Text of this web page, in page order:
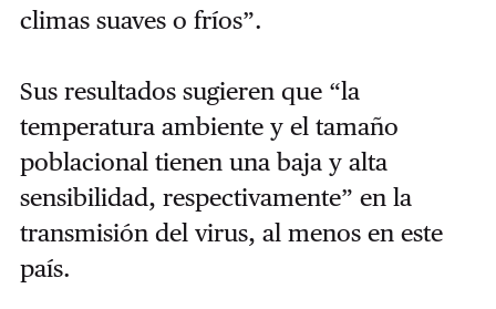
climas suaves o fríos”.
Sus resultados sugieren que “la
temperatura ambiente y el tamaño
poblacional tienen una baja y alta
sensibilidad, respectivamente” en la
transmisión del virus, al menos en este
país.